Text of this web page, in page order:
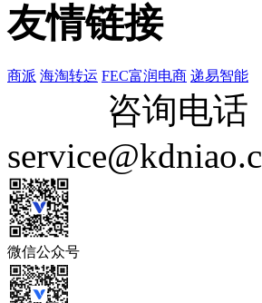
友情链接
商派 海淘转运 FEC富润电商 递易智能
咨询电话
微信公众号